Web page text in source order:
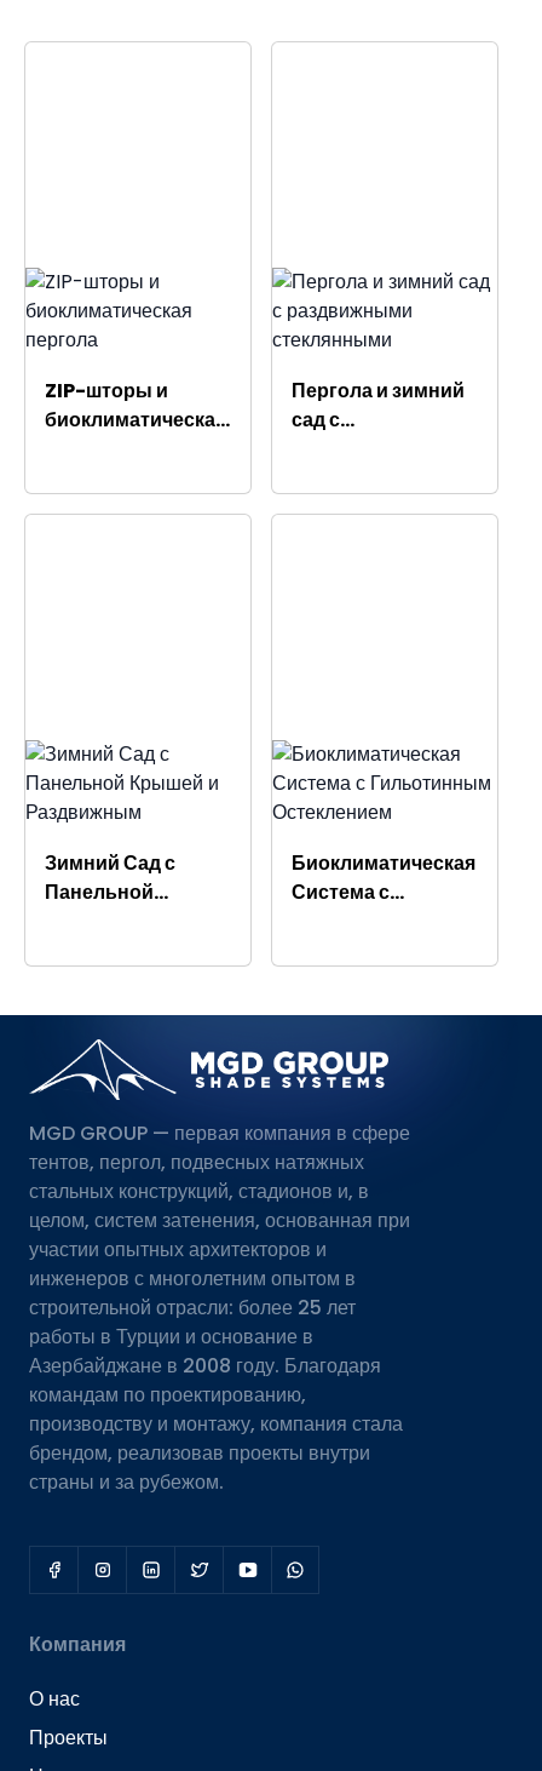
ZIP-шторы и
биоклиматическая
Пергола и зимний
сад с
фасадными
Зимний Сад с
Панельной
Биоклиматическая
Система с
MGD GROUP — первая компания в сфере
тентов, пергол, подвесных натяжных
стальных конструкций, стадионов и, в
целом, систем затенения, основанная при
участии опытных архитекторов и
инженеров с многолетним опытом в
строительной отрасли: более 25 лет
работы в Турции и основание в
Азербайджане в 2008 году. Благодаря
командам по проектированию,
производству и монтажу, компания стала
брендом, реализовав проекты внутри
страны и за рубежом.
Компания
О нас
Проекты